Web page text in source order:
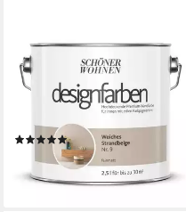
Wand- und Deckenfarbe
Weiches Strandbeige Nr. 9,
Tropf- und spritzgehemmt,
Konservierungsmittelfrei
(2)
39,94 €
(15,98 €/ 1 l)
lieferbar - in 2-3 Werktagen bei dir